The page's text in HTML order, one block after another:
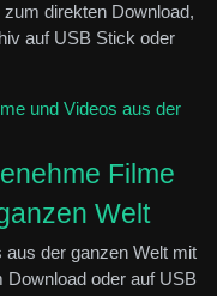
direkten Download,
auf USB Stick oder
Filme
Welt
der ganzen Welt mit
oder auf USB